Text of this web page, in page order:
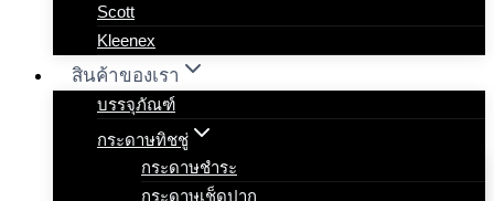
Scott
Kleenex
สินค้าของเรา
บรรจุภัณฑ์
กระดาษทิชชู่
กระดาษชำระ
กระดาษเช็ดปาก